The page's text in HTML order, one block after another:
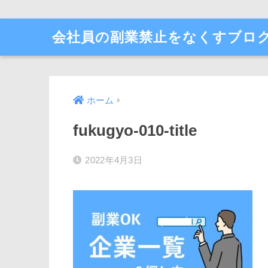
会社員の副業禁止をなくすブロ
ホーム
fukugyo-010-title
2022年4月3日